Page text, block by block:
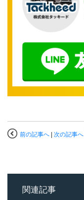
前の記事へ 次の記事へ
関連記事